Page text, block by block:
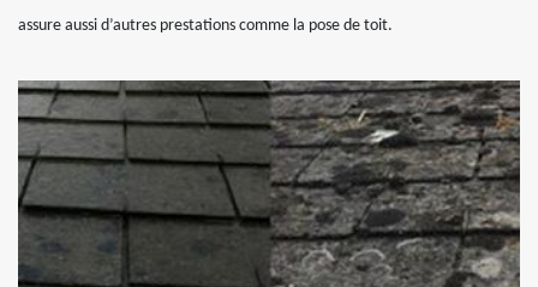
assure aussi d’autres prestations comme la pose de toit.